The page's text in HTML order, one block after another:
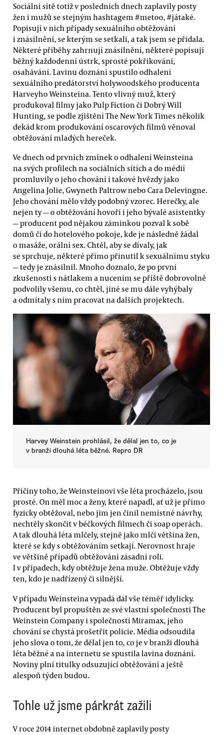
Sociální sítě totiž v posledních dnech zaplavily posty
žen i mužů se stejným hashtagem #metoo, #játaké.
Popisují v nich případy sexuálního obtěžování
i znásilnění, se kterým se setkali, a tak jsem se přidala.
Některé příběhy zahrnují znásilnění, některé popisují
běžný každodenní ústrk, sprosté pokřikování,
osahávání. Lavinu doznání spustilo odhalení
sexuálního predátorství holywoodského producenta
Harveyho Weinsteina. Tento vlivný muž, který
produkoval filmy jako Pulp Fiction či Dobrý Will
Hunting, se podle zjištění The New York Times několik
dekád krom produkování oscarových filmů věnoval
obtěžování mladých hereček.
Ve dnech od prvních zmínek o odhalení Weinsteina
na svých profilech na sociálních sítích a do médií
promluvily o jeho chování i takové hvězdy jako
Angelina Jolie, Gwyneth Paltrow nebo Cara Delevingne.
Jeho chování mělo vždy podobný vzorec. Herečky, ale
nejen ty — o obtěžování hovoří i jeho bývalé asistentky
— producent pod nějakou záminkou pozval k sobě
domů či do hotelového pokoje, kde je následně žádal
o masáže, orální sex. Chtěl, aby se dívaly, jak
se sprchuje, některé přímo přinutil k sexuálnímu styku
— tedy je znásilnil. Mnoho doznalo, že po první
zkušenosti s nátlakem a nucením se příště dobrovolně
podvolily všemu, co chtěl, jiné se mu dále vyhýbaly
a odmítaly s ním pracovat na dalších projektech.
Harvey Weinstein prohlásil, že dělal jen to, co je
v branži dlouhá léta běžné. Repro DR
Příčiny toho, že Weinsteinovi vše léta procházelo, jsou
prosté. On měl moc a ženy, které napadl, ať už je přímo
fyzicky obtěžoval, nebo jim jen činil nemístné návrhy,
nechtěly skončit v béčkových filmech či soap operách.
A tak dlouhá léta mlčely, stejně jako mlčí většina žen,
které se kdy s obtěžováním setkají. Nerovnost hraje
ve většině případů obtěžování zásadní roli.
I v případech, kdy obtěžuje žena muže. Obtěžuje vždy
ten, kdo je nadřízený či silnější.
V případu Weinsteina vypadá dál vše téměř idylicky.
Producent byl propuštěn ze své vlastní společnosti The
Weinstein Company i společnosti Miramax, jeho
chování se chystá prošetřit policie. Média odsoudila
jeho slova o tom, že dělal jen to, co je v branži dlouhá
léta běžné a na internetu se spustila lavina doznání.
Noviny plní titulky odsuzující obtěžování a ještě
alespoň týden budou.
Tohle už jsme párkrát zažili
V roce 2014 internet obdobně zaplavily posty